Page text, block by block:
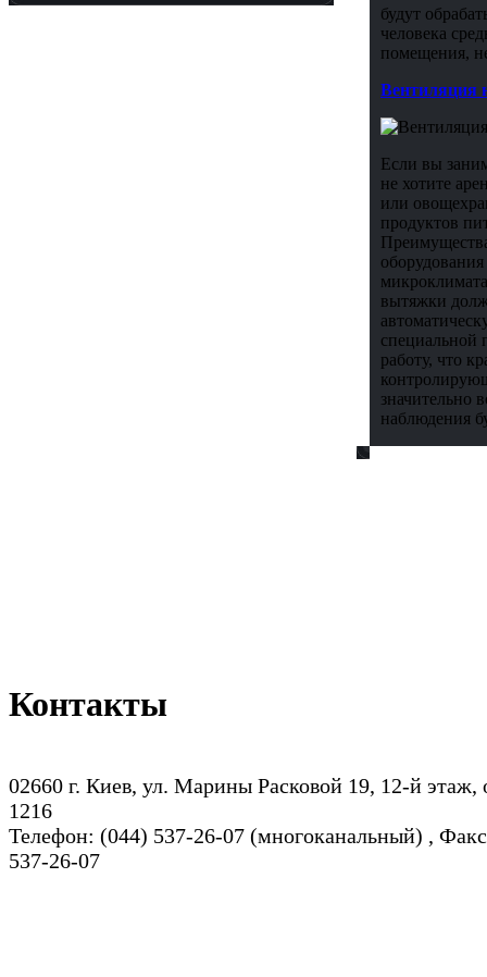
будут
человека
помещения,
Вентиляция
Если вы
не хотите
или
продуктов
вытяжки
специальной
работу, что
значительно
наблюдения
Контакты
02660 г. Киев, ул. Марины Расковой 19, 12-й этаж,
1216
Телефон: (044) 537-26-07 (многоканальный) ,
537-26-07